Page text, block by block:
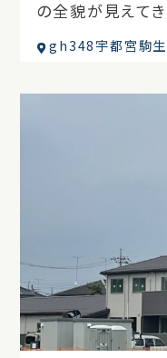
の全貌が見えて
gh348宇都宮駒